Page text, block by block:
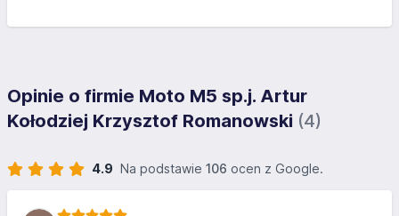
Opinie o firmie Moto M5 sp.j. Artur
Kołodziej Krzysztof Romanowski (4)
4.9 Na podstawie 106 ocen z Google.